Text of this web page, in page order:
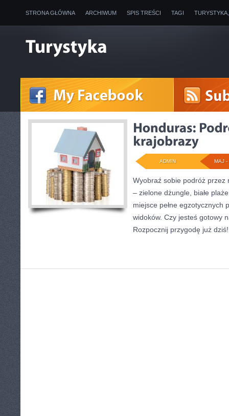
STRONA GŁÓWNA ARCHIWUM SPIS TREŚCI TAGI
MAJ -
ADMIN
Wyobraź sobie podróż przez
– zielone dżungle, białe
miejsce pełne egzotycznych
widoków. Czy jesteś gotowy
Rozpocznij przygodę już dziś!